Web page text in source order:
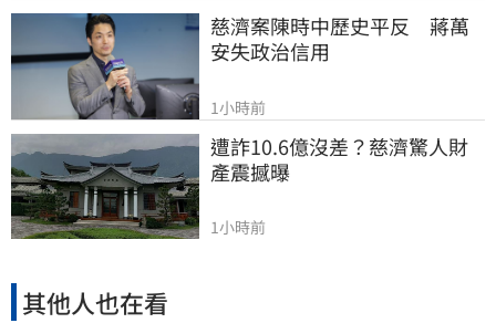
慈濟案陳時中歷史平反　蔣萬
安失政治信用
1小時前
遭詐10.6億沒差？慈濟驚人財
產震撼曝
1小時前
其他人也在看